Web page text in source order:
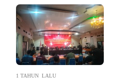
1 TAHUN LALU